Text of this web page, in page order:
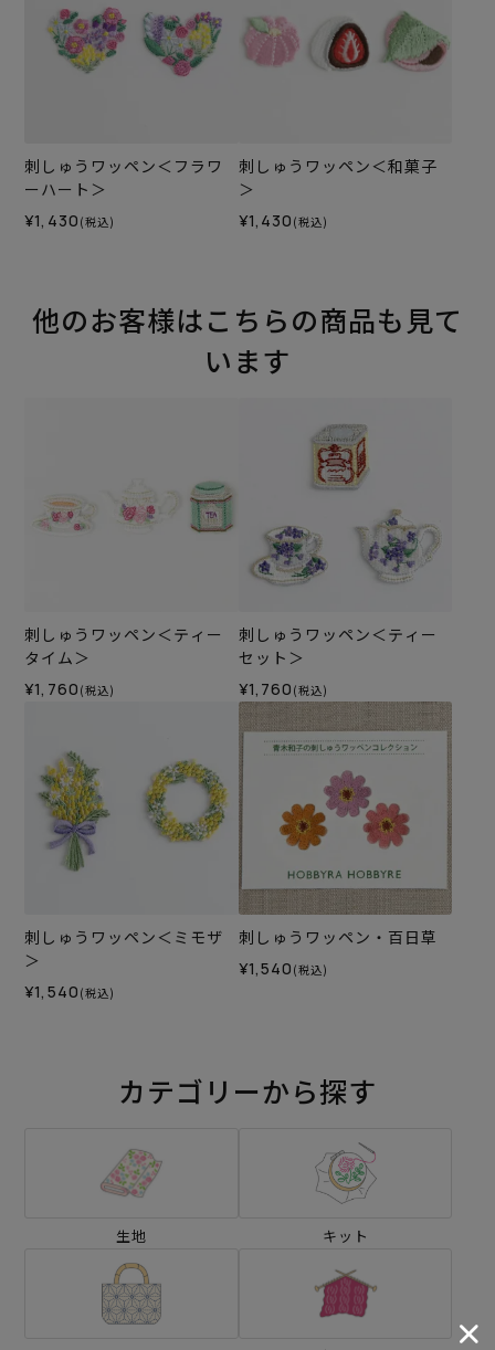
刺しゅうワッペン＜フラワ
ーハート＞
¥1,430 (税込)
刺しゅうワッペン＜和菓子
＞
¥1,430 (税込)
他のお客様はこちらの商品も見て
います
刺しゅうワッペン＜ティー
タイム＞
¥1,760 (税込)
刺しゅうワッペン＜ティー
セット＞
¥1,760 (税込)
刺しゅうワッペン＜ミモザ
＞
¥1,540 (税込)
刺しゅうワッペン・百日草
¥1,540 (税込)
カテゴリーから探す
生地 キット